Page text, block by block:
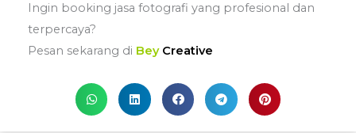
Ingin booking jasa fotografi yang profesional dan
terpercaya?
Pesan sekarang di Bey Creative